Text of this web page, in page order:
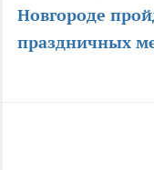
Новгороде
праздничных